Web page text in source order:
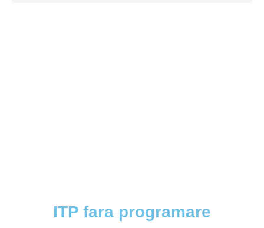
ITP fara programare